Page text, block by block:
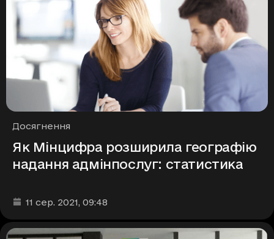
Рубрики
Досягнення
Як Мінцифра розширила географію
надання адмінпослуг: статистика
Дата та час публікації
11 сер. 2021, 09:48